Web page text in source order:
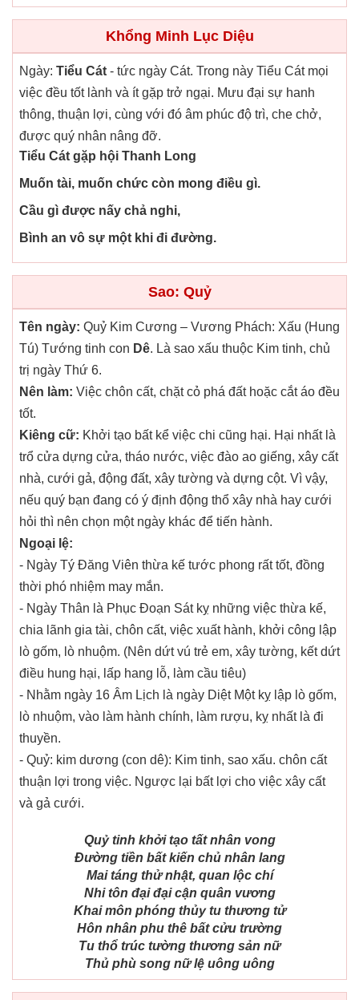
Khổng Minh Lục Diệu
Ngày: Tiểu Cát - tức ngày Cát. Trong này Tiểu Cát mọi
việc đều tốt lành và ít gặp trở ngại. Mưu đại sự hanh
thông, thuận lợi, cùng với đó âm phúc độ trì, che chở,
được quý nhân nâng đỡ.
Tiểu Cát gặp hội Thanh Long
Muốn tài, muốn chức còn mong điều gì.
Cầu gì được nấy chả nghi,
Bình an vô sự một khi đi đường.
Sao: Quỷ
Tên ngày: Quỷ Kim Cương – Vương Phách: Xấu (Hung
Tú) Tướng tinh con Dê. Là sao xấu thuộc Kim tinh, chủ
trị ngày Thứ 6.
Nên làm: Việc chôn cất, chặt cỏ phá đất hoặc cắt áo đều
tốt.
Kiêng cữ: Khởi tạo bất kể việc chi cũng hại. Hại nhất là
trổ cửa dựng cửa, tháo nước, việc đào ao giếng, xây cất
nhà, cưới gả, động đất, xây tường và dựng cột. Vì vậy,
nếu quý bạn đang có ý định động thổ xây nhà hay cưới
hỏi thì nên chọn một ngày khác để tiến hành.
Ngoại lệ:
- Ngày Tý Đăng Viên thừa kế tước phong rất tốt, đồng
thời phó nhiệm may mắn.
- Ngày Thân là Phục Đoạn Sát kỵ những việc thừa kế,
chia lãnh gia tài, chôn cất, việc xuất hành, khởi công lập
lò gốm, lò nhuộm. (Nên dứt vú trẻ em, xây tường, kết dứt
điều hung hại, lấp hang lỗ, làm cầu tiêu)
- Nhằm ngày 16 Âm Lịch là ngày Diệt Một kỵ lập lò gốm,
lò nhuộm, vào làm hành chính, làm rượu, kỵ nhất là đi
thuyền.
- Quỷ: kim dương (con dê): Kim tinh, sao xấu. chôn cất
thuận lợi trong việc. Ngược lại bất lợi cho việc xây cất
và gả cưới.
Quỷ tinh khởi tạo tất nhân vong
Đường tiền bất kiến chủ nhân lang
Mai táng thử nhật, quan lộc chí
Nhi tôn đại đại cận quân vương
Khai môn phóng thủy tu thương tử
Hôn nhân phu thê bất cửu trường
Tu thổ trúc tường thương sản nữ
Thủ phù song nữ lệ uông uông